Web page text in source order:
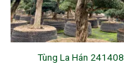
Tùng La Hán 241408